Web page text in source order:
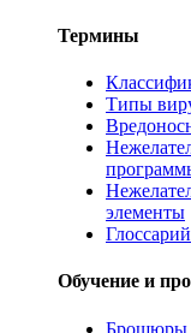
Термины
Типы
элементы
Глоссарий
Обучение и
Брошюры